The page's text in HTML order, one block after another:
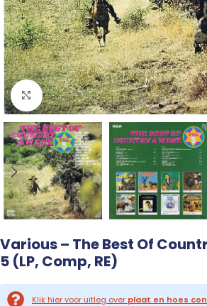
Click to enlarge
Various – The Best Of
5 (LP, Comp, RE)
Klik hier voor uitleg over plaat en hoes